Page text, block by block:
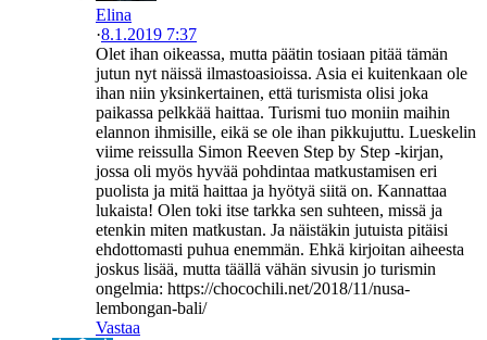
Elina
·8.1.2019 7:37
Olet ihan oikeassa, mutta päätin tosiaan pitää tämän
jutun nyt näissä ilmastoasioissa. Asia ei kuitenkaan ole
ihan niin yksinkertainen, että turismista olisi joka
paikassa pelkkää haittaa. Turismi tuo moniin maihin
elannon ihmisille, eikä se ole ihan pikkujuttu. Lueskelin
viime reissulla Simon Reeven Step by Step -kirjan,
jossa oli myös hyvää pohdintaa matkustamisen eri
puolista ja mitä haittaa ja hyötyä siitä on. Kannattaa
lukaista! Olen toki itse tarkka sen suhteen, missä ja
etenkin miten matkustan. Ja näistäkin jutuista pitäisi
ehdottomasti puhua enemmän. Ehkä kirjoitan aiheesta
joskus lisää, mutta täällä vähän sivusin jo turismin
ongelmia: https://chocochili.net/2018/11/nusa-
lembongan-bali/
Vastaa